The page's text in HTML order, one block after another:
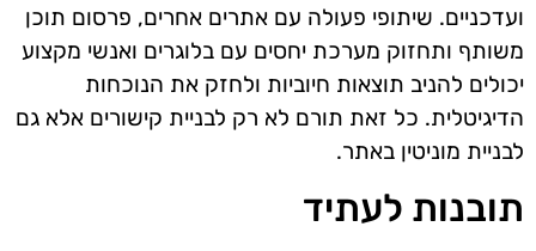
ועדכניים. שיתופי פעולה עם אתרים אחרים, פרסום תוכן
משותף ותחזוק מערכת יחסים עם בלוגרים ואנשי מקצוע
יכולים להניב תוצאות חיוביות ולחזק את הנוכחות
הדיגיטלית. כל זאת תורם לא רק לבניית קישורים אלא גם
לבניית מוניטין באתר.
תובנות לעתיד